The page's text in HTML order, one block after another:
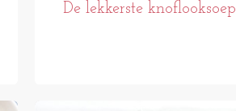
De lekkerste knoflooksoep